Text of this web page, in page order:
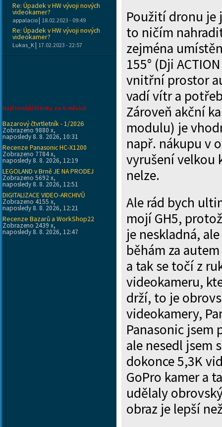
Použití dronu je
to ničím
zejména
155° (Dji
vnitřní prostor
vadí vítr a
Zároveň akční
modulu) je
např. nákupu v
vyrušení velkou
nelze.
Ale rád bych
mojí GH5,
je neskladná,
běhám za
a tak se točí z
videokameru,
drží, to je
videokamery,
Panasonic jsem
ale nesedl jsem
dokonce 5,3K
GoPro kamer a
udělaly
obraz je lepší
Re: Úpadek v HW vývoji nových
videokamer?
appalacio| 18.02.2023 - 09:49
Re: Úpadek v HW vývoji nových
videokamer?
Lukas_K | 17.02.2023 - 22:57
Nejčtenější články za 6 měsíců
Bazarový čtvrtletník - 1/2026
Zobrazeno 9880 x,
naposledy 8. 8. 2026, 10:31
Recenze Panasonic HC-X1200
Zobrazeno 7784 x,
naposledy 8. 8. 2026, 12:19
LEGOLAND v Brně JE NA PRODEJ
Zobrazeno 5692 x,
naposledy 8. 8. 2026, 12:51
DIGITALIZACE VIDEO-ARCHIVŮ
Zobrazeno 4155 x,
naposledy 8. 8. 2026, 12:21
Recenze Bazarů a WorkShop22
Zobrazeno 2439 x,
naposledy 8. 8. 2026, 12:47